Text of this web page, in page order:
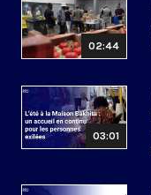
02:44
03:01